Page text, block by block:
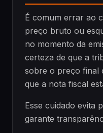
É comum errar ao
preço bruto ou
no momento da
certeza de que a
sobre o preço final
que a nota fiscal
Esse cuidado evita
garante